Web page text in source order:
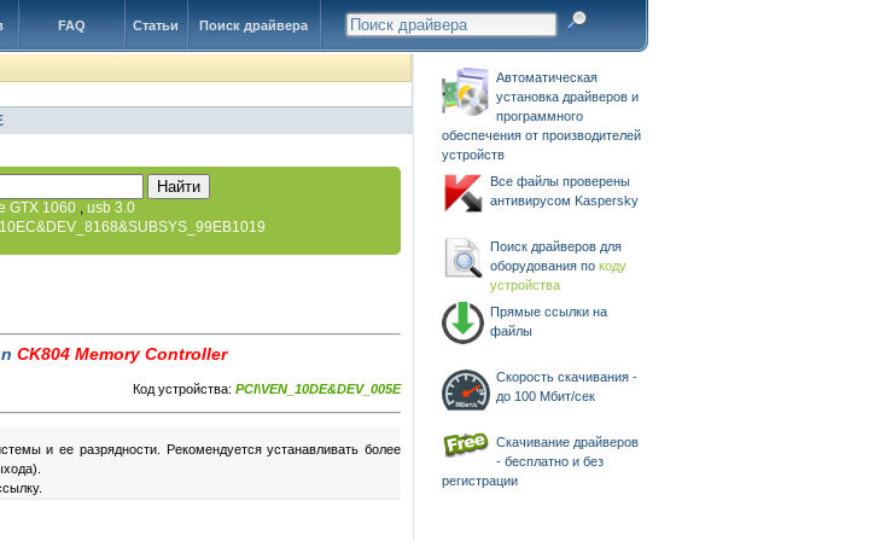
Поиск драйвера
Статьи
FAQ
Автоматическая
установка драйверов и
программного
обеспечения от производителей
устройств
Все файлы проверены
антивирусом Kaspersky
Поиск драйверов для
оборудования по коду
устройства
Прямые ссылки на
файлы
Скорость скачивания -
до 100 Мбит/сек
Скачивание драйверов
- бесплатно и без
регистрации
GTX 1060 , usb 3.0
CK804 Memory Controller
Код устройства: PCI\VEN_10DE&DEV_005E
и ее разрядности. Рекомендуется устанавливать более